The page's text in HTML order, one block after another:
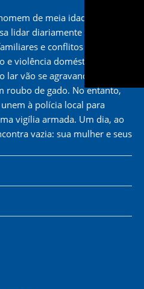
de meia idade que vive
lidar diariamente com uma
e conflitos pessoais
violência doméstica.
vão se agravando, Raúl vê
roubo de gado. No entanto,
à polícia local para
vigília armada. Um dia, ao
vazia: sua mulher e seus